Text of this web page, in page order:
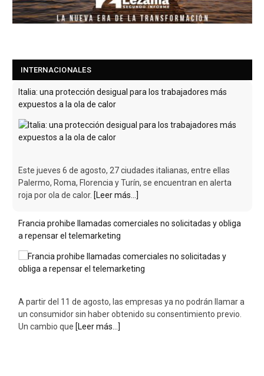
INTERNACIONALES
Francia prohibe llamadas comerciales no solicitadas y obliga
a repensar el telemarketing
A partir del 11 de agosto, las empresas ya no podrán llamar a
un consumidor sin haber obtenido su consentimiento previo.
Un cambio que[Leer más...]
Italia: una protección desigual para los trabajadores más
expuestos a la ola de calor
Este jueves 6 de agosto, 27 ciudades italianas, entre ellas
Palermo, Roma, Florencia y Turín, se encuentran en alerta
roja por ola de calor.[Leer más...]